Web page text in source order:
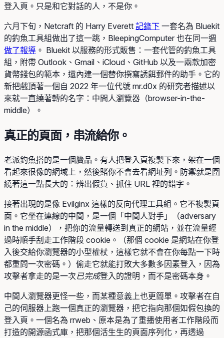
登入頁。只是和它對話的人，不是你。
六月下旬，Netcraft 的 Harry Everett 記錄下 一套名為 Bluekit
的釣魚工具組做出了這一跳，BleepingComputer 也在同一週
做了報導 。 Bluekit 以服務的形式販售：一套代管的釣魚工具
組，附帶 Outlook、Gmail、iCloud、GitHub 以及一兩款加密
貨幣錢包的範本，還內建一個替你撰寫誘餌郵件的助手。它的
新把戲頂著一個自 2022 年一位代號 mr.d0x 的研究者描述以
來就一直繞著轉的名字：中間人瀏覽器（browser-in-the-
middle）。
真正的頁面，串流給你。
老派釣魚搭的是一個贗品。有人把登入頁複製下來，架在一個
看起來很像的網域上，然後賭你不會去看網址列。防禦就是圍
繞著這一點長大的：辨出假貨、抓住 URL 裡的錯字。
接著出現的是像 Evilginx 這樣的反向代理工具組。它不複製頁
面。它坐在連線的中間，是一個「中間人對手」（adversary
in the middle），把你的流量轉送到真正的網站，並在流量經
過時順手刮走工作階段 cookie。（那個 cookie 是網站在你登
入後交給你瀏覽器的小型權杖，這樣它就不會在你每點一下時
都重問一次密碼。）偷走它就能打敗大多數多因素登入，因為
攻擊者拿走的是一次已完成登入的證明，而不是密碼本身。
中間人瀏覽器更怪一些，而某種意義上也更簡單。攻擊者在自
己的伺服器上跑一個真正的瀏覽器，把它指向那個如假包換的
登入頁。一個名為 rrweb、原本是為了重播使用者工作階段而
打造的開源函式庫，把那個活生生的頁面序列化，再透過